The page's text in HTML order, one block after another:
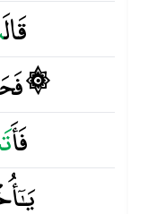
قَالَ
۞
فَأَت